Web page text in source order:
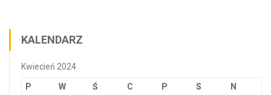
KALENDARZ
Kwiecień 2024
P W Ś C P S N